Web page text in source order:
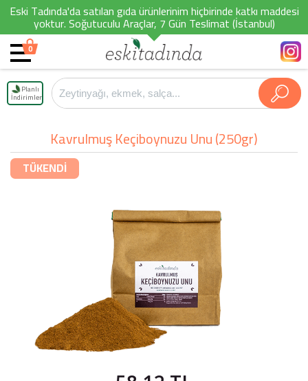
Eski Tadında'da satılan gıda ürünlerinim hiçbirinde katkı maddesi
yoktur. Soğutuculu Araçlar, 7 Gün Teslimat (İstanbul)
0
Planlı
İndirimler
Kavrulmuş Keçiboynuzu Unu (250gr)
TÜKENDİ